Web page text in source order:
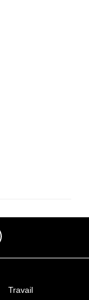
Travail